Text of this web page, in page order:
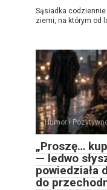
Sąsiadka codziennie
ziemi, na którym od
Humor i
„Proszę…
— ledwo
powiedziała
do